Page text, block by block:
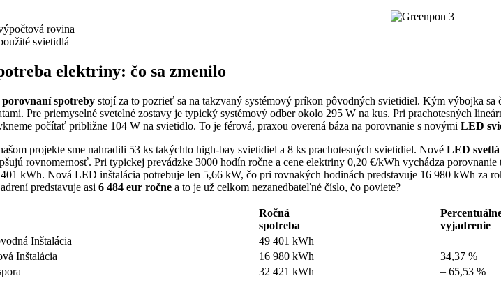
elektriny: čo sa zmenilo
porovnaní spotreby stojí za to pozrieť sa na takzvaný systémový príkon pôvodných svietidiel. Kým výbojka
Pre priemyselné svetelné zostavy je typický systémový odber okolo 295 W na kus. Pri prachotesných
počítať približne 104 W na svietidlo. To je férová, praxou overená báza na porovnanie s novýmiLED
projekte sme nahradili 53 ks takýchto high-bay svietidiel a 8 ks prachotesných svietidiel. NovéLED svetlá
rovnomernosť. Pri typickej prevádzke 3000 hodín ročne a cene elektriny 0,20 €/kWh vychádza
kWh. Nová LED inštalácia potrebuje len 5,66 kW, čo pri rovnakých hodinách predstavuje 16 980 kWh za
predstavuje asi6 484 eur ročnea to je už celkom nezanedbateľné číslo, čo poviete?
Ročná
spotreba
vyjadrenie
Inštalácia
49 401 kWh
Inštalácia
16 980 kWh 34,37 %
32 421 kWh – 65,53 %